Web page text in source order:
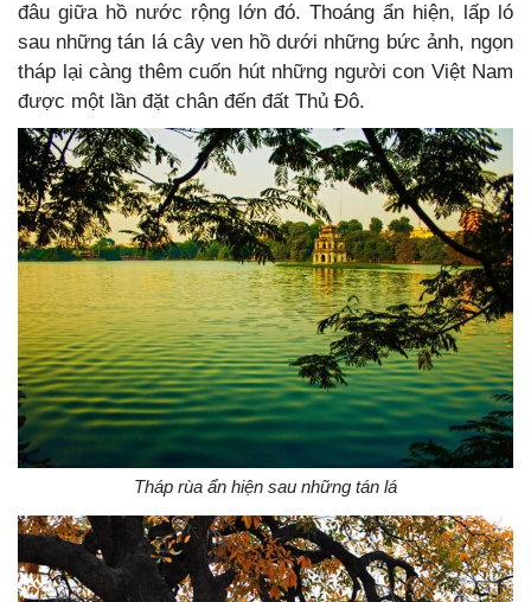
đâu giữa hồ nước rộng lớn đó. Thoáng ẩn hiện, lấp ló
sau những tán lá cây ven hồ dưới những bức ảnh, ngọn
tháp lại càng thêm cuốn hút những người con Việt Nam
được một lần đặt chân đến đất Thủ Đô.
Tháp rùa ẩn hiện sau những tán lá